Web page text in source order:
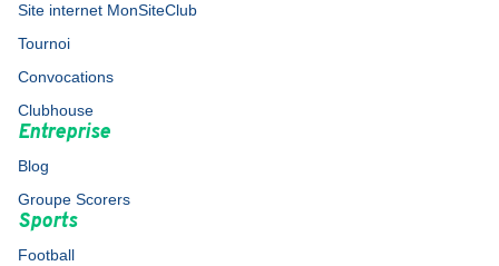
Site internet MonSiteClub
Tournoi
Convocations
Clubhouse
Entreprise
Blog
Groupe Scorers
Sports
Football